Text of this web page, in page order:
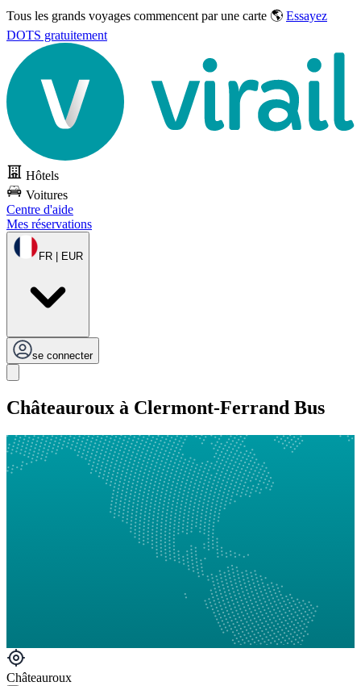
Tous les grands voyages commencent par une carte 🌎 Essayez
DOTS gratuitement
Hôtels
Voitures
Centre d'aide
Mes réservations
FR | EUR
se connecter
Châteauroux à Clermont-Ferrand Bus
Châteauroux